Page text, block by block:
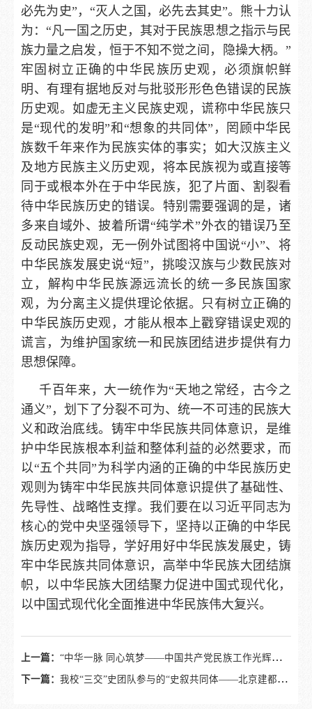
必先为史”，“灭人之国，必先去其史”。熊十力认
为：“凡一国之历史，其对于民族思想之指示与民
族力量之启发，恒于不知不觉之间，隐操大柄。”
牢固树立正确的中华民族历史观，必须旗帜鲜
明、有理有据地反对与批驳形形色色错误的民族
历史观。如虚无主义民族史观，谎称中华民族只
是“现代的发明”和“想象的共同体”，罔顾中华民
族数千年来作为民族实体的事实；如大汉族主义
及地方民族主义历史观，将本民族视为或直接等
同于或根本外在于中华民族，犯了片面、割裂看
待中华民族历史的错误。特别需要强调的是，诸
多来自域外、披着所谓“纯学术”外衣的错误乃至
反动民族史观，无一例外试图将中国说“小”、将
中华民族发展史说“短”，挑唆汉族与少数民族对
立，解构中华民族源远流长的统一多民族国家
观，为分离主义提供理论依据。只有树立正确的
中华民族历史观，才能从根本上戳穿错误史观的
谎言，为维护国家统一和民族团结进步提供有力
思想保障。
千百年来，大一统作为“天地之常经，古今之
通义”，划下了分裂不可为、统一不可违的民族大
义和政治底线。铸牢中华民族共同体意识，是维
护中华民族根本利益和整体利益的必然要求，而
以“五个共同”为科学内涵的正确的中华民族历史
观则为铸牢中华民族共同体意识提供了基础性、
先导性、战略性支撑。我们要在以习近平同志为
核心的党中央坚强领导下，坚持以正确的中华民
族历史观为指导，学好用好中华民族发展史，铸
牢中华民族共同体意识，高举中华民族大团结旗
帜，以中华民族大团结聚力促进中国式现代化，
以中国式现代化全面推进中华民族伟大复兴。
上一篇： “中华一脉 同心筑梦——中国共产党民族工作光辉历程和伟大成就主题展”中央民族大学海南国际学院巡展开展
下一篇： 我校“三交”史团队参与的“史叙共同体——北京建都史中的各民族交往交流交融”专题展览开展